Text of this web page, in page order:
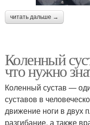
читать дальше →
Коленный
что нужно
Коленный сустав —
суставов в
движение ноги в двух
разгибание, а также